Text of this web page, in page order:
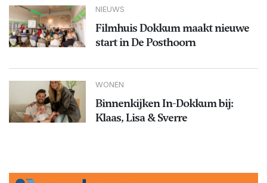
NIEUWS
Filmhuis Dokkum maakt nieuwe
start in De Posthoorn
WONEN
Binnenkijken In-Dokkum bij:
Klaas, Lisa & Sverre